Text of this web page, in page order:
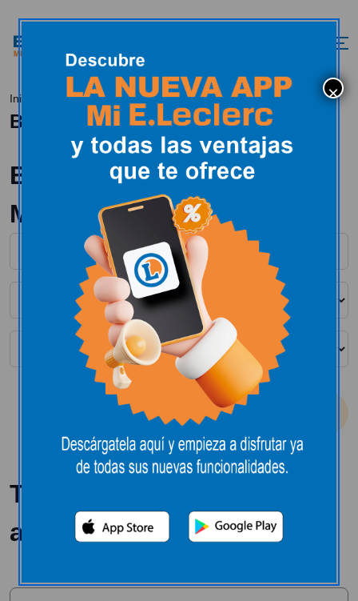
Inicio Bolsa de empleo
Bolsa de empleo
Búsqueda de empleo
Miranda de Ebro
Borrar todos los filtros Buscar empleo
Tenemos 1 oportunidades
abiertas en E.Leclerc